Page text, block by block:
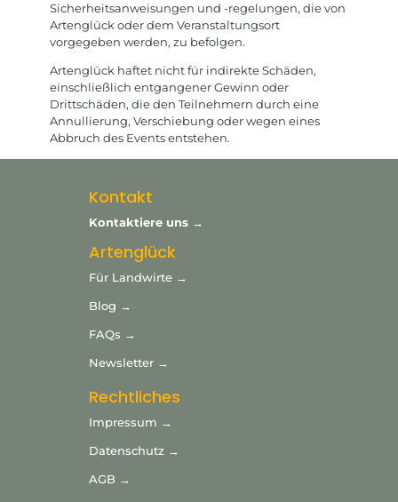
Sicherheitsanweisungen und -regelungen, die von
Artenglück oder dem Veranstaltungsort
vorgegeben werden, zu befolgen.
Artenglück haftet nicht für indirekte Schäden,
einschließlich entgangener Gewinn oder
Drittschäden, die den Teilnehmern durch eine
Annullierung, Verschiebung oder wegen eines
Abbruch des Events entstehen.
Kontakt
Kontaktiere uns →
Artenglück
Für Landwirte →
Blog →
FAQs →
Newsletter →
Rechtliches
Impressum →
Datenschutz →
AGB →